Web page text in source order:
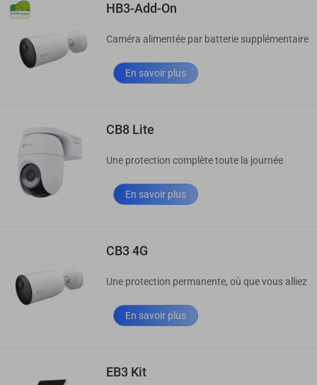
HB3-Add-On
Caméra alimentée par batterie supplémentaire
En savoir plus
CB8 Lite
Une protection complète toute la journée
En savoir plus
CB3 4G
Une protection permanente, où que vous alliez
En savoir plus
EB3 Kit